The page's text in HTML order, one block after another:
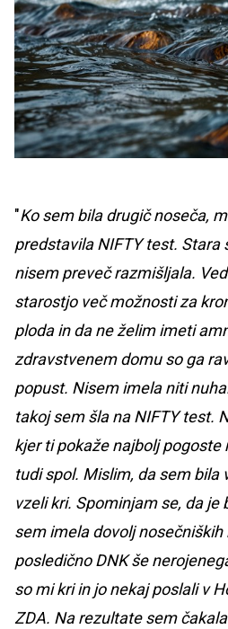
"Ko sem bila drugič noseča,
predstavila NIFTY test. Stara
nisem preveč razmišljala.
starostjo več možnosti za
ploda in da ne želim imeti
zdravstvenem domu so ga
popust. Nisem imela niti
takoj sem šla na NIFTY test.
kjer ti pokaže najbolj pogoste
tudi spol. Mislim, da sem bila
vzeli kri. Spominjam se, da je
sem imela dovolj nosečniških
posledično DNK še
so mi kri in jo nekaj poslali v
ZDA. Na rezultate sem